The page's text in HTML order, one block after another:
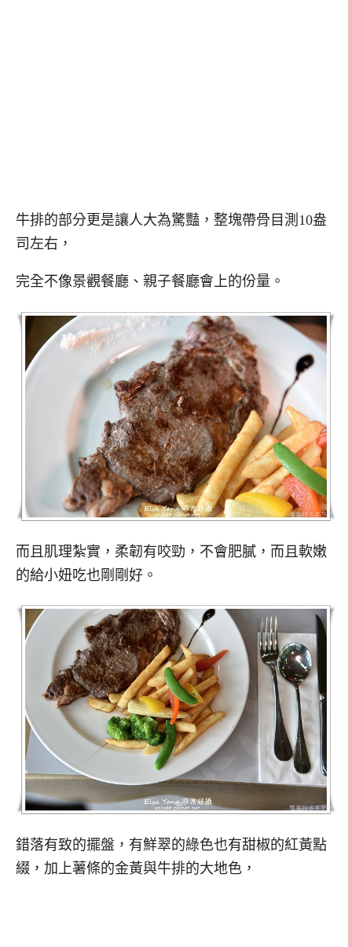
牛排的部分更是讓人大為驚豔，整塊帶骨目測10盎
司左右，
完全不像景觀餐廳、親子餐廳會上的份量。
而且肌理紮實，柔韌有咬勁，不會肥膩，而且軟嫩
的給小妞吃也剛剛好。
錯落有致的擺盤，有鮮翠的綠色也有甜椒的紅黃點
綴，加上薯條的金黃與牛排的大地色，